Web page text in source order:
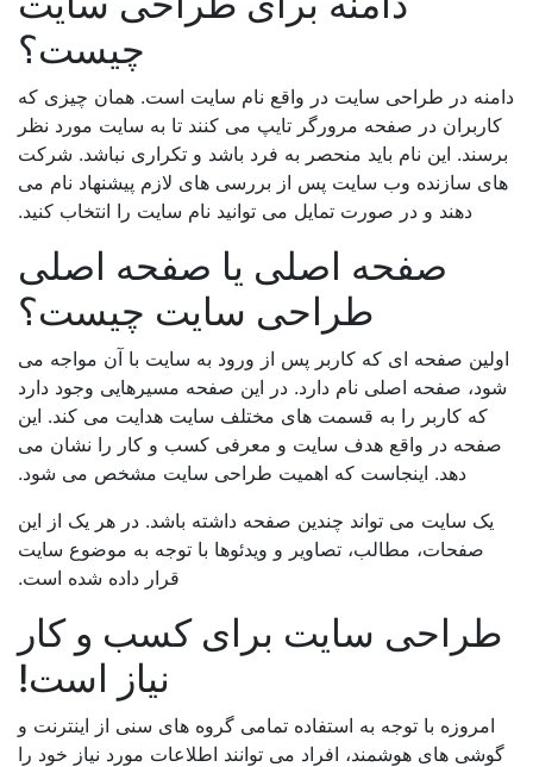
چیست؟
در طراحی سایت در واقع نام سایت است. همان چیزی که
در صفحه مرورگر تایپ می کنند تا به سایت مورد نظر
این نام باید منحصر به فرد باشد و تکراری نباشد. شرکت
سازنده وب سایت پس از بررسی های لازم پیشنهاد نام می
دهند و در صورت تمایل می توانید نام سایت را انتخاب کنید.
صفحه اصلی یا صفحه اصلی
طراحی سایت چیست؟
صفحه ای که کاربر پس از ورود به سایت با آن مواجه می
صفحه اصلی نام دارد. در این صفحه مسیرهایی وجود دارد
که کاربر را به قسمت های مختلف سایت هدایت می کند. این
در واقع هدف سایت و معرفی کسب و کار را نشان می
دهد. اینجاست که اهمیت طراحی سایت مشخص می شود.
یک سایت می تواند چندین صفحه داشته باشد. در هر یک از این
صفحات، مطالب، تصاویر و ویدئوها با توجه به موضوع سایت
قرار داده شده است.
سایت برای کسب و کار
نیاز است!
امروزه با توجه به استفاده تمامی گروه های سنی از اینترنت و
های هوشمند، افراد می توانند اطلاعات مورد نیاز خود را